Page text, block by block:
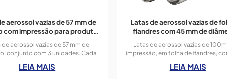
aerossol vazias de 57 mm de
com impressão para produtos
de aerossol vazias de 57 mm de
conjunto com 3 unidades. Cada
aromatizador de ambientes,
LEIA MAIS
Latas de aerossol vazias de
flandres com 45 mm de
Latas de aerossol vazias de
impressão, em folha de flandres,
String.
LEIA MAIS